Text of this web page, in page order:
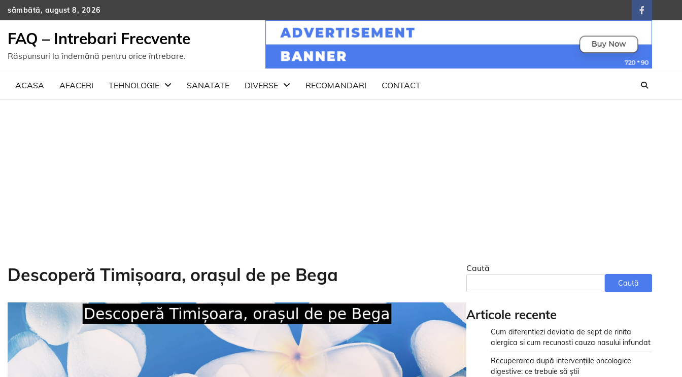
Skip
to
sâmbătă, august 8, 2026
facebook
FAQ – Intrebari Frecvente
Răspunsuri la îndemână pentru orice întrebare.
ACASA AFACERI TEHNOLOGIE SANATATE DIVERSE RECOMANDARI CONTACT
Descoperă Timișoara, orașul de pe Bega Caută
Caută
Articole recente
Cum diferentiezi deviatia de sept de rinita
alergica si cum recunosti cauza nasului infundat
Recuperarea după intervențiile oncologice
digestive: ce trebuie să știi